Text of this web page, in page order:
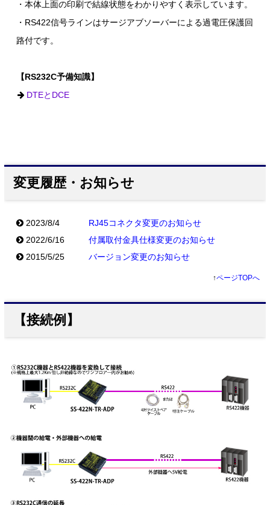
・本体上面の印刷で結線状態をわかりやすく表示しています。
・RS422信号ラインはサージアブソーバーによる過電圧保護回
路付です。
【RS232C予備知識】
DTEとDCE
変更履歴・お知らせ
2023/8/4
RJ45コネクタ変更のお知らせ
2022/6/16
付属取付金具仕様変更のお知らせ
2015/5/25
バージョン変更のお知らせ
↑ページTOPへ
【接続例】